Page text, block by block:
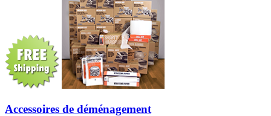
Accessoires de déménagement